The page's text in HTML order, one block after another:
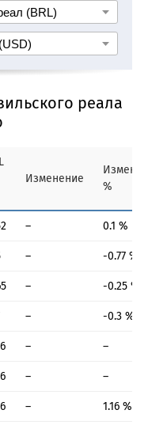
реала
Изменение
%
– 0.1 %
– -0.77 %
– -0.25 %
– -0.3 %
– –
– –
– 1.16 %